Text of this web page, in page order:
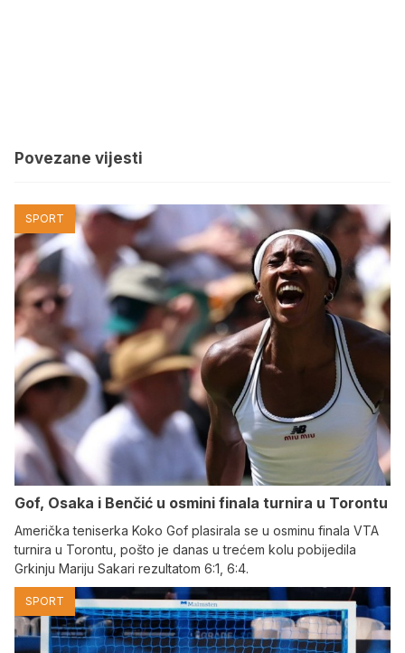
Povezane vijesti
SPORT
Gof, Osaka i Benčić u osmini finala turnira u Torontu
Američka teniserka Koko Gof plasirala se u osminu finala VTA
turnira u Torontu, pošto je danas u trećem kolu pobijedila
Grkinju Mariju Sakari rezultatom 6:1, 6:4.
SPORT